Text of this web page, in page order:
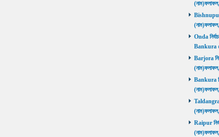
Bishnupur
Onda
Bankura
Barjora
Bankura
Taldangra
Raipur